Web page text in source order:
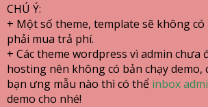
CHÚ Ý:
+ Một số theme, template sẽ không
phải mua trả phí.
+ Các theme wordpress vì admin chưa
hosting nên không có bản chạy demo,
bạn ưng mẫu nào thì có thể inbox
demo cho nhé!